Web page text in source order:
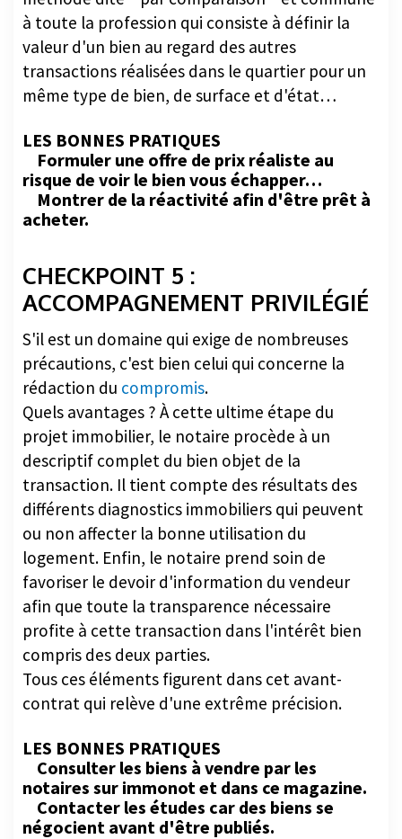
à toute la profession qui consiste à définir la
valeur d'un bien au regard des autres
transactions réalisées dans le quartier pour un
même type de bien, de surface et d'état…
LES BONNES PRATIQUES
Formuler une offre de prix réaliste au
risque de voir le bien vous échapper…
Montrer de la réactivité afin d'être prêt à
acheter.
CHECKPOINT 5 :
ACCOMPAGNEMENT PRIVILÉGIÉ
S'il est un domaine qui exige de nombreuses
précautions, c'est bien celui qui concerne la
rédaction du compromis.
Quels avantages ? À cette ultime étape du
projet immobilier, le notaire procède à un
descriptif complet du bien objet de la
transaction. Il tient compte des résultats des
différents diagnostics immobiliers qui peuvent
ou non affecter la bonne utilisation du
logement. Enfin, le notaire prend soin de
favoriser le devoir d'information du vendeur
afin que toute la transparence nécessaire
profite à cette transaction dans l'intérêt bien
compris des deux parties.
Tous ces éléments figurent dans cet avant-
contrat qui relève d'une extrême précision.
LES BONNES PRATIQUES
Consulter les biens à vendre par les
notaires sur immonot et dans ce magazine.
Contacter les études car des biens se
négocient avant d'être publiés.